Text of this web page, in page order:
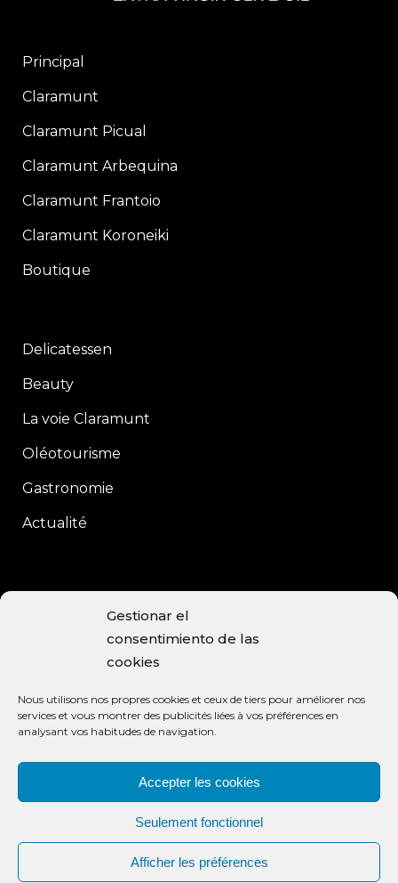
Gestionar el
consentimiento de las
cookies
Nous utilisons nos propres cookies et ceux de tiers pour améliorer nos
services et vous montrer des publicités liées à vos préférences en
analysant vos habitudes de navigation.
Accepter les cookies
Seulement fonctionnel
Afficher les préférences
Principal
Claramunt
Claramunt Picual
Claramunt Arbequina
Claramunt Frantoio
Claramunt Koroneiki
Boutique
Delicatessen
Beauty
La voie Claramunt
Oléotourisme
Gastronomie
Actualité
C/Enrique Moreno, 15
Baeza, 23440 JAÉN
+34 953 740 113
info@aceiteclaramunt.com
MODES DE PAIEMENT ACCEPTÉS